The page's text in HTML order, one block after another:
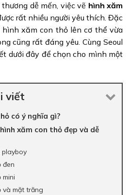
dễ mến, việc vẽ hình xăm
rất nhiều người yêu thích. Đặc
xăm con thỏ lên cơ thể vừa
cũng rất đáng yêu. Cùng Seoul
dưới đây để chọn cho mình một
viết
có ý nghĩa gì?
xăm con thỏ đẹp và dễ
playboy
đen
mini
và mặt trăng